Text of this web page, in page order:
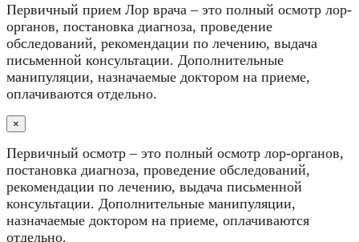
Первичный прием Лор врача – это полный осмотр лор-
органов, постановка диагноза, проведение
обследований, рекомендации по лечению, выдача
письменной консультации. Дополнительные
манипуляции, назначаемые доктором на приеме,
оплачиваются отдельно.
×
Первичный осмотр – это полный осмотр лор-органов,
постановка диагноза, проведение обследований,
рекомендации по лечению, выдача письменной
консультации. Дополнительные манипуляции,
назначаемые доктором на приеме, оплачиваются
отдельно.